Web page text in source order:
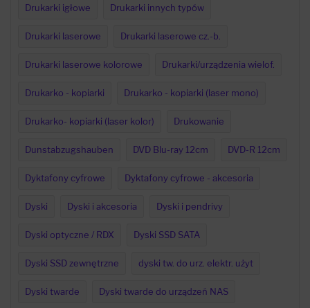
Drukarki igłowe Drukarki innych typów
Drukarki laserowe Drukarki laserowe cz.-b.
Drukarki laserowe kolorowe Drukarki/urządzenia wielof.
Drukarko - kopiarki Drukarko - kopiarki (laser mono)
Drukarko- kopiarki (laser kolor) Drukowanie
Dunstabzugshauben DVD Blu-ray 12cm DVD-R 12cm
Dyktafony cyfrowe Dyktafony cyfrowe - akcesoria
Dyski Dyski i akcesoria Dyski i pendrivy
Dyski optyczne / RDX Dyski SSD SATA
Dyski SSD zewnętrzne dyski tw. do urz. elektr. użyt
Dyski twarde Dyski twarde do urządzeń NAS